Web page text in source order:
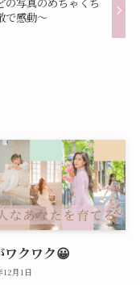
で感動～
ワクワク😀
12月1日